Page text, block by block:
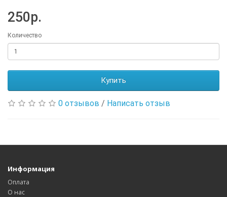
250р.
Количество
Купить
0 отзывов / Написать отзыв
Информация
Оплата
О нас